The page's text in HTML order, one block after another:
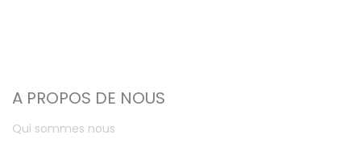
A PROPOS DE NOUS
Qui sommes nous